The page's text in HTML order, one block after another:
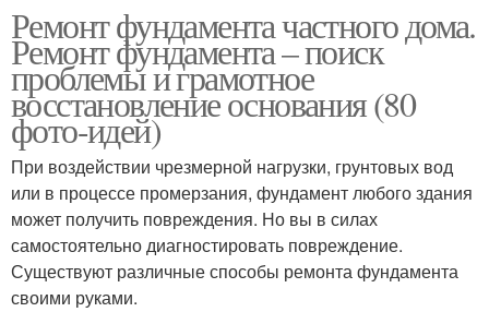
Ремонт фундамента частного дома.
Ремонт фундамента – поиск
проблемы и грамотное
восстановление основания (80
фото-идей)
При воздействии чрезмерной нагрузки, грунтовых вод
или в процессе промерзания, фундамент любого здания
может получить повреждения. Но вы в силах
самостоятельно диагностировать повреждение.
Существуют различные способы ремонта фундамента
своими руками.